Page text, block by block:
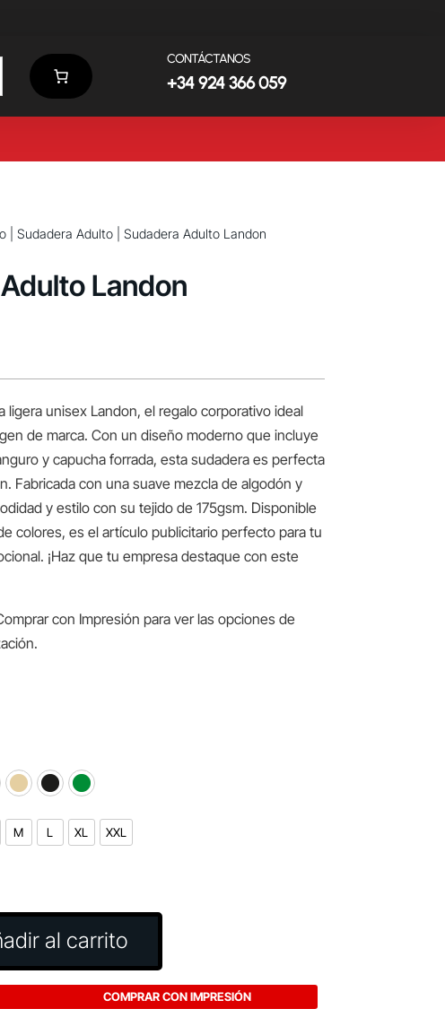
CONTÁCTANOS
+34 924 366 059
| Sudadera Adulto| Sudadera Adulto Landon
Landon
ligera unisex Landon, el regalo corporativo ideal
de marca. Con un diseño moderno que incluye
y capucha forrada, esta sudadera es perfecta
Fabricada con una suave mezcla de algodón y
y estilo con su tejido de 175gsm. Disponible
colores, es el artículo publicitario perfecto para tu
¡Haz que tu empresa destaque con este
con Impresión para ver las opciones de
M L XL XXL
al carrito
COMPRAR CON IMPRESIÓN